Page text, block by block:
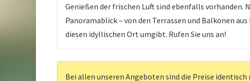
Genießen der frischen Luft sind ebenfalls
Panoramablick – von den Terrassen und Balkonen
diesen idyllischen Ort umgibt. Rufen Sie uns an!
Bei allen unseren Angeboten sind die Preise